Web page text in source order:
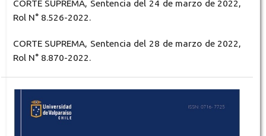
CORTE SUPREMA, Sentencia del 24 de marzo de 2022,
Rol N° 8.526-2022.
CORTE SUPREMA, Sentencia del 28 de marzo de 2022,
Rol N° 8.870-2022.